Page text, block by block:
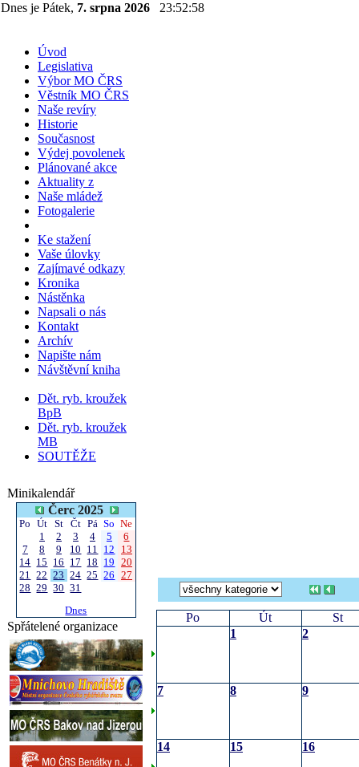
Dnes je Pátek, 7. srpna 2026 23:52:58
Úvod
Legislativa
Výbor MO ČRS
Věstník MO ČRS
Naše revíry
Historie
Současnost
Výdej povolenek
Plánované akce
Aktuality z
Naše mládež
Fotogalerie
Ke stažení
Vaše úlovky
Zajímavé odkazy
Kronika
Nástěnka
Napsali o nás
Kontakt
Archív
Napište nám
Návštěvní kniha
Dět. ryb. kroužek
BpB
Dět. ryb. kroužek
MB
SOUTĚŽE
Minikalendář
Čerc 2025
Po Út St Čt Pá So Ne
1
2 3 4 5
6
7
8 9 10 11 12
13
14 15 16 17 18 19 20
21 22 23 24 25 26 27
28 29 30 31
Dnes
Spřátelené organizace
Po Út
St
1
2
7 8 9
14 15 16